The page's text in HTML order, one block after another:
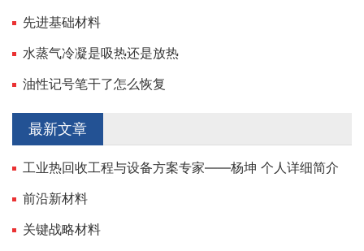
先进基础材料
水蒸气冷凝是吸热还是放热
油性记号笔干了怎么恢复
最新文章
工业热回收工程与设备方案专家——杨坤 个人详细简介
前沿新材料
关键战略材料